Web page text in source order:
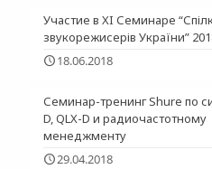
Участие в XI Семинаре
звукорежисерів України”
18.06.2018
Семинар-тренинг Shure по
D, QLX-D и радиочастотному
менеджменту
29.04.2018